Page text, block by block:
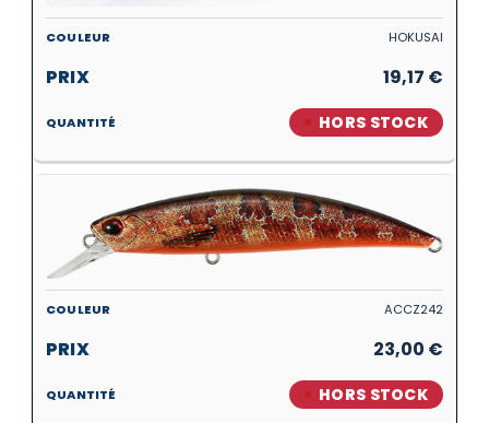
HOKUSAI
19,17 €
HORS STOCK
ACCZ242
23,00 €
HORS STOCK